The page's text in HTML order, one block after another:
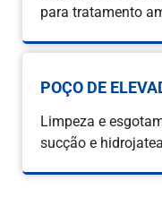
para tratamento
POÇO DE
Limpeza e
sucção e